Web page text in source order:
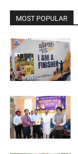
MOST POPULAR